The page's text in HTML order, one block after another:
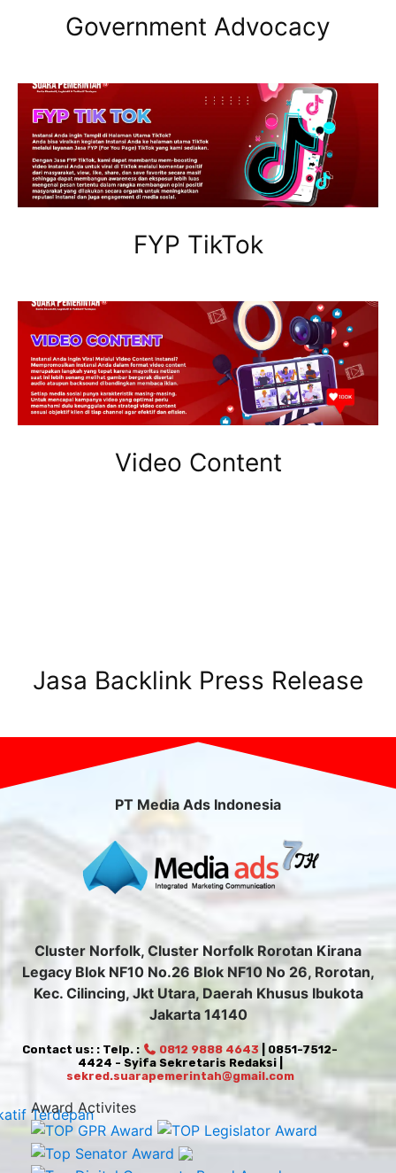
Government Advocacy
FYP TikTok
Video Content
Jasa Backlink Press Release
PT Media Ads Indonesia
Cluster Norfolk, Cluster Norfolk Rorotan Kirana
Legacy Blok NF10 No.26 Blok NF10 No 26, Rorotan,
Kec. Cilincing, Jkt Utara, Daerah Khusus Ibukota
Jakarta 14140
Contact us: : Telp. : 0812 9888 4643 | 0851-7512-
4424 - Syifa Sekretaris Redaksi |
sekred.suarapemerintah@gmail.com
Award Activites